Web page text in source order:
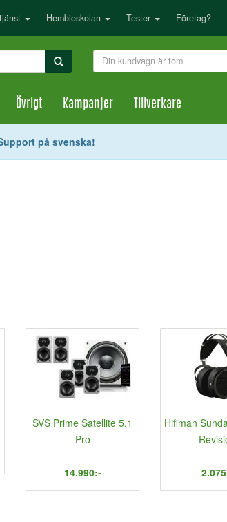
Hembioskolan Tester Företag?
Din kundvagn är tom
Övrigt Kampanjer Tillverkare
på svenska!
SVS Prime Satellite 5.1
Pro
14.990:-
Hifiman